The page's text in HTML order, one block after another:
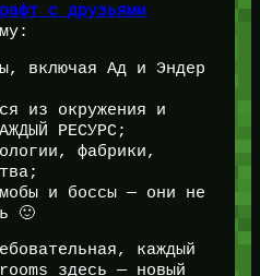
с друзьями
включая Ад и Эндер
из окружения и
РЕСУРС;
фабрики,
и боссы — они не
🙂
каждый
здесь — новый